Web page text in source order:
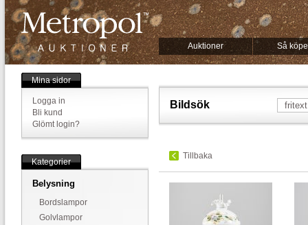
Auktioner Så
Mina sidor
Logga in
Bli kund
Glömt login?
Kategorier
Belysning
Bordslampor
Golvlampor
Bildsök
Tillbaka